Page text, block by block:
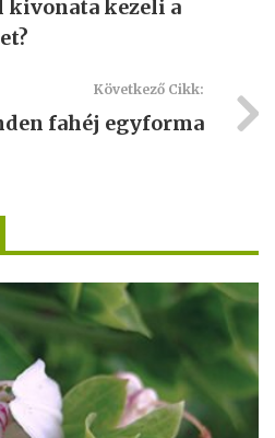
kivonata kezeli a
Következő Cikk:
fahéj egyforma